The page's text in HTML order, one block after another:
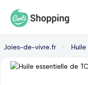
Joies-de-vivre.fr